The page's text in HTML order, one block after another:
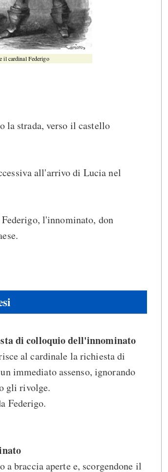
il cardinal Federigo
la strada, verso il castello
all'arrivo di Lucia nel
l'innominato, don
di colloquio dell'innominato
al cardinale la richiesta di
immediato assenso, ignorando
gli rivolge.
Federigo.
braccia aperte e, scorgendone il